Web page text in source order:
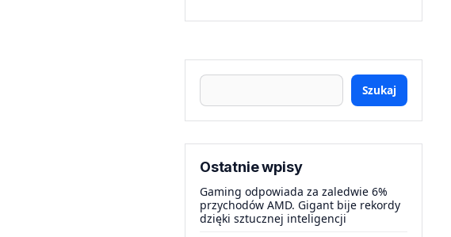
Szukaj
Ostatnie wpisy
Gaming odpowiada za zaledwie 6%
przychodów AMD. Gigant bije rekordy
dzięki sztucznej inteligencji